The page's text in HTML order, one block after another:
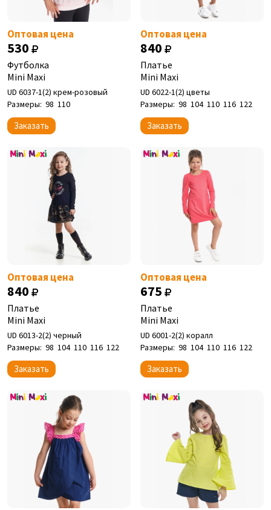
Оптовая цена
530
Футболка
Mini Maxi
UD 6037-1(2) крем-розовый
Размеры: 98 110
Заказать
Оптовая цена
840
Платье
Mini Maxi
UD 6022-1(2) цветы
Размеры: 98 104 110 116 122
Заказать
Оптовая цена
840
Платье
Mini Maxi
UD 6013-2(2) черный
Размеры: 98 104 110 116 122
Заказать
Оптовая цена
675
Платье
Mini Maxi
UD 6001-2(2) коралл
Размеры: 98 104 110 116 122
Заказать